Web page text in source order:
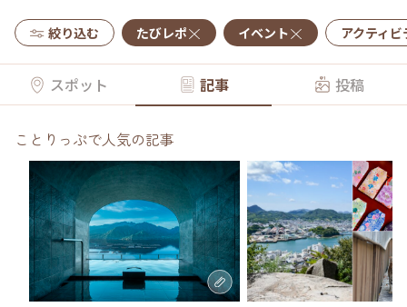
絞り込む たびレポ イベント アクティ
スポット 記事 投稿
ことりっぷで人気の記事